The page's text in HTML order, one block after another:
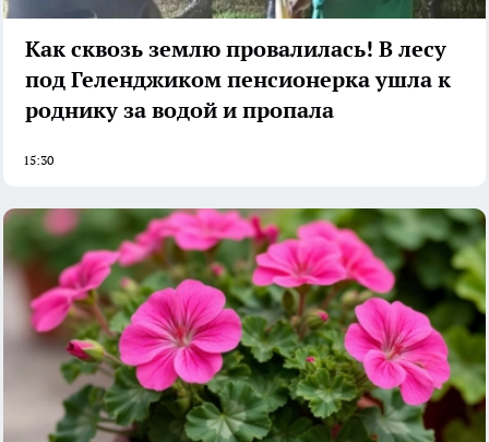
Как сквозь землю провалилась! В лесу
под Геленджиком пенсионерка ушла к
роднику за водой и пропала
15:30